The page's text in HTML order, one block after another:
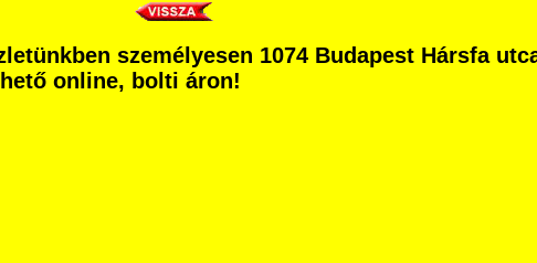
személyesen 1074 Budapest Hársfa
online, bolti áron!